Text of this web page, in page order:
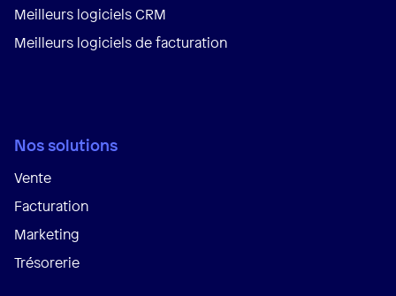
Meilleurs logiciels CRM
Meilleurs logiciels de facturation
Nos solutions
Vente
Facturation
Marketing
Trésorerie